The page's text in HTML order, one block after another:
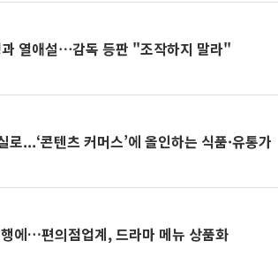
열애설⋯감독 등판 "조작하지 말라"
로...‘콘텐츠 커머스’에 올인하는 식품·유통가
행에…편의점업계, 드라마 메뉴 상품화